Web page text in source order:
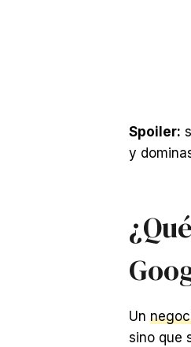
Spoiler:
y
Un
sino que